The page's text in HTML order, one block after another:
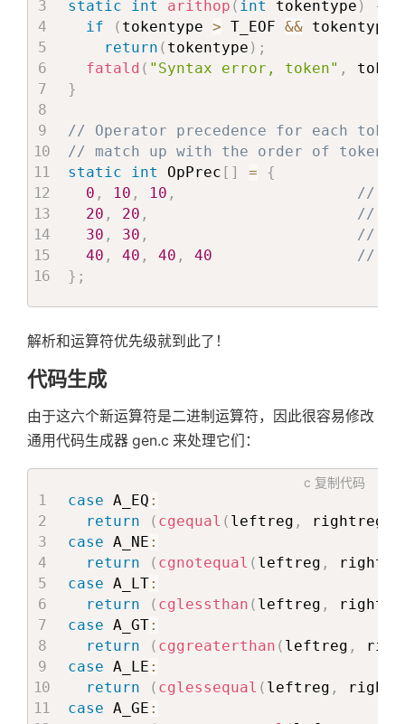
static int arithop ( int tokentype )
{
if
( tokentype > T_EOF && tokentype
return ( tokentype ) ;
fatald ( "Syntax error, token" ,
}
// Operator precedence for each
// match up with the order of tokens
static
int OpPrec [ ] =
{
0 , 10 , 10 ,
//
20 , 20 ,
//
30 , 30 ,
//
40 , 40 , 40 , 40
//
} ;
解析和运算符优先级就到此了！
代码生成
由于这六个新运算符是二进制运算符，因此很容易修改
通用代码生成器 gen.c 来处理它们：
c 复制代码
case A_EQ :
return
( cgequal ( leftreg , rightreg
case A_NE :
return
( cgnotequal ( leftreg ,
case A_LT:
return
( cglessthan ( leftreg ,
case A_GT:
return
( cggreaterthan ( leftreg ,
case A_LE :
return
( cglessequal ( leftreg ,
case A_GE :